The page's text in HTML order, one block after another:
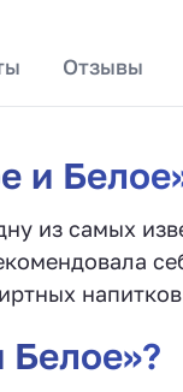
Отзывы
и
из самых
Белое»?